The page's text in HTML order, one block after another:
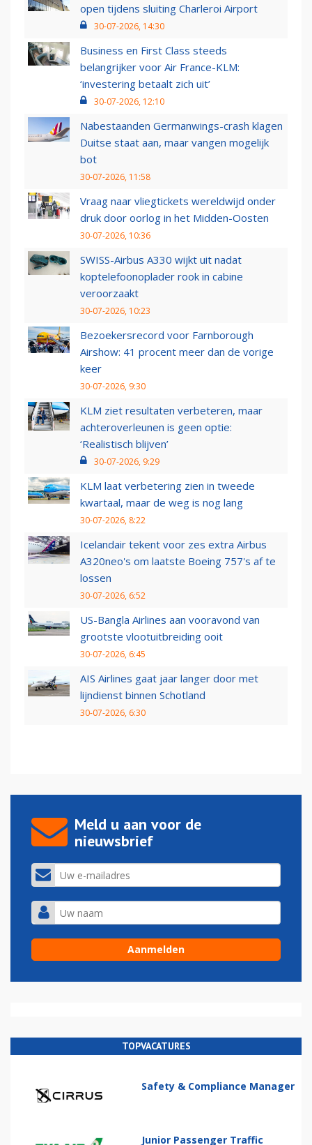
open tijdens sluiting Charleroi Airport
30-07-2026, 14:30
Business en First Class steeds
belangrijker voor Air France-KLM:
‘investering betaalt zich uit’
30-07-2026, 12:10
Nabestaanden Germanwings-crash klagen
Duitse staat aan, maar vangen mogelijk
bot
30-07-2026, 11:58
Vraag naar vliegtickets wereldwijd onder
druk door oorlog in het Midden-Oosten
30-07-2026, 10:36
SWISS-Airbus A330 wijkt uit nadat
koptelefoonoplader rook in cabine
veroorzaakt
30-07-2026, 10:23
Bezoekersrecord voor Farnborough
Airshow: 41 procent meer dan de vorige
keer
30-07-2026, 9:30
KLM ziet resultaten verbeteren, maar
achteroverleunen is geen optie:
‘Realistisch blijven’
30-07-2026, 9:29
KLM laat verbetering zien in tweede
kwartaal, maar de weg is nog lang
30-07-2026, 8:22
Icelandair tekent voor zes extra Airbus
A320neo's om laatste Boeing 757's af te
lossen
30-07-2026, 6:52
US-Bangla Airlines aan vooravond van
grootste vlootuitbreiding ooit
30-07-2026, 6:45
AIS Airlines gaat jaar langer door met
lijndienst binnen Schotland
30-07-2026, 6:30
Meld u aan voor de
nieuwsbrief
TOPVACATURES
Safety & Compliance Manager
Junior Passenger Traffic